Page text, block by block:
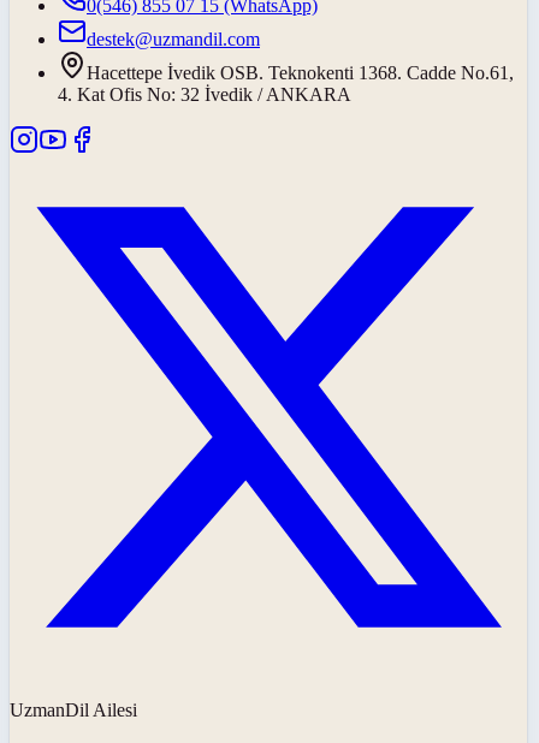
0(546) 855 07 15 (WhatsApp)
destek@uzmandil.com
Hacettepe İvedik OSB. Teknokenti 1368. Cadde No.61,
4. Kat Ofis No: 32 İvedik / ANKARA
UzmanDil Ailesi